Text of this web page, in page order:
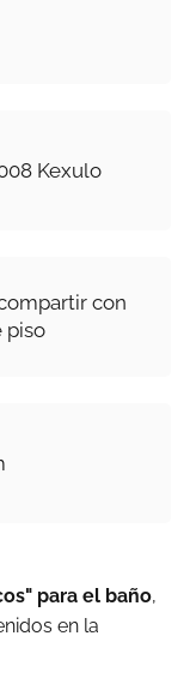
Kexulo
con
piso
para el baño,
en la